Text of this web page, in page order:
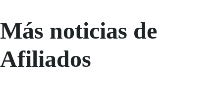
Más noticias de
Afiliados